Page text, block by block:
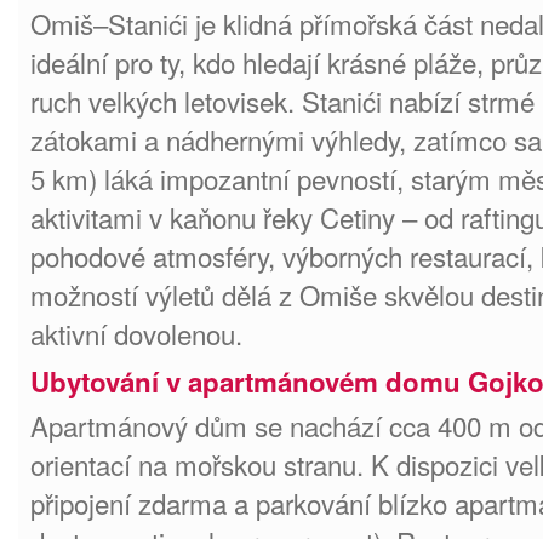
Omiš–Stanići je klidná přímořská část
ideální pro ty, kdo hledají krásné pláže,
ruch velkých letovisek. Stanići nabízí
zátokami a nádhernými výhledy, zatímco
5 km) láká impozantní pevností, starým
aktivitami v kaňonu řeky Cetiny – od
pohodové atmosféry, výborných
možností výletů dělá z Omiše skvělou
aktivní dovolenou.
Ubytování v apartmánovém domu
Apartmánový dům se nachází cca 400 m
orientací na mořskou stranu. K dispozici
připojení zdarma a parkování blízko